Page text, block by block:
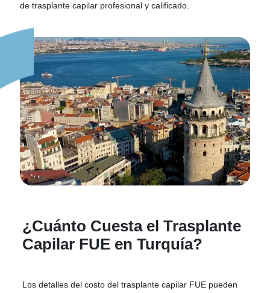
de trasplante capilar profesional y calificado.
¿Cuánto Cuesta el Trasplante
Capilar FUE en Turquía?
Los detalles del costo del trasplante capilar FUE pueden